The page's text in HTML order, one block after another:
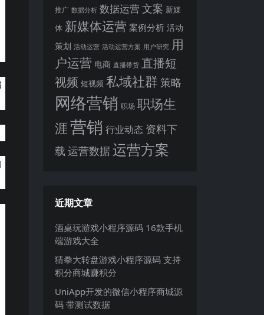
推广 数据分析 数据运营 文案 新媒
体 新媒体运营 案例分析 活动
策划 活动运营 活动运营方案 用户研究 用
户运营 电商 直播带货 直播短
视频 短视频 私域社群 策略
网络营销 职场 职场生
涯营销 行业动态 资料下
载 运营数据运营方案
近期文章
酒桌玩游戏小程序源码 16款手机
端游戏大全
猜拳大转盘游戏小程序源码 支持
积分商城赚积分
UniApp开发的微信小程序商城源
码 带测试数据